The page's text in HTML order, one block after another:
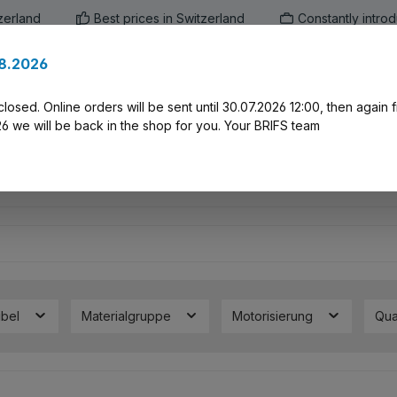
Best prices in Switzerland Constantly
Materialgruppe Motorisierung
Online orders will be sent until 30.07.2026 12:00, then again
we will be back in the shop for you. Your BRIFS team